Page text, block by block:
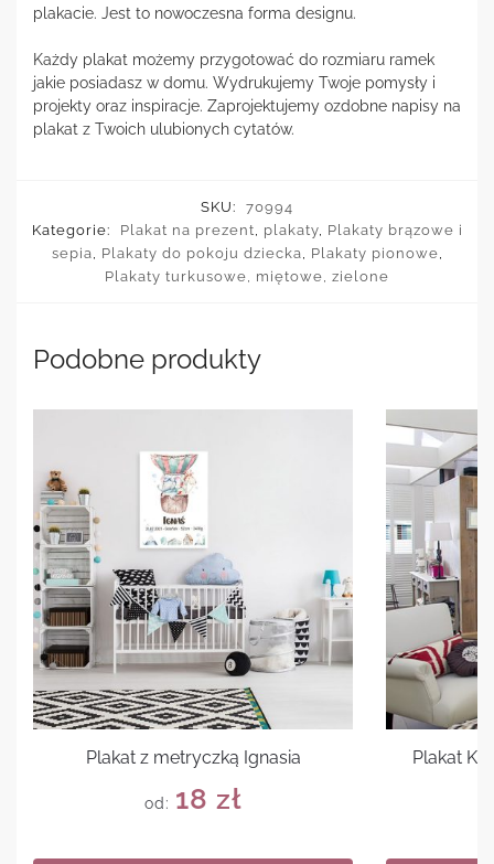
plakacie. Jest to nowoczesna forma designu.
Każdy plakat możemy przygotować do rozmiaru ramek
jakie posiadasz w domu. Wydrukujemy Twoje pomysły i
projekty oraz inspiracje. Zaprojektujemy ozdobne napisy na
plakat z Twoich ulubionych cytatów.
SKU:
70994
Kategorie:
Plakat na prezent plakaty, Plakaty brązowe i
sepia
Plakaty do pokoju dziecka Plakaty pionowe
Plakaty turkusowe, miętowe, zielone
Podobne produkty
Plakat z metryczką Ignasia
od: 18 zł
Plakat